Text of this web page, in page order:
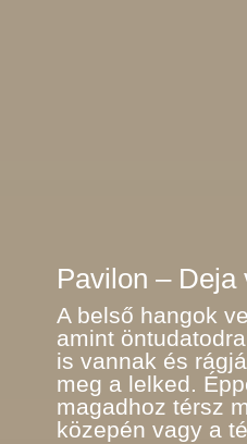
Pavilon – Deja
A belső hangok
amint
is vannak és
meg a lelked.
magadhoz térsz
közepén vagy a